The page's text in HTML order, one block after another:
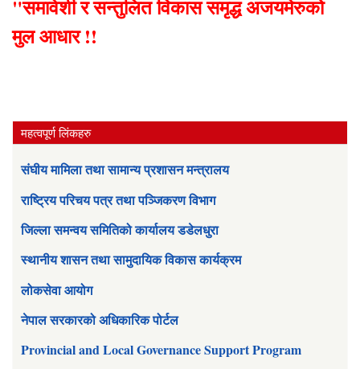
"समावेशी र सन्तुलित विकास समृद्ध अजयमेरुको
मुल आधार !!
महत्वपूर्ण लिंकहरु
संघीय मामिला तथा सामान्य प्रशासन मन्त्रालय
राष्ट्रिय परिचय पत्र तथा पञ्जिकरण विभाग
जिल्ला समन्वय समितिको कार्यालय डडेलधुरा
स्थानीय शासन तथा सामुदायिक विकास कार्यक्रम
लोकसेवा आयोग
नेपाल सरकारको अधिकारिक पोर्टल
Provincial and Local Governance Support Program